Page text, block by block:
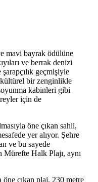
mavi bayrak ödülüne
ve berrak denizi
geçmişiyle
bir zenginlikle
kabinleri gibi
için de
öne çıkan sahil,
yer alıyor. Şehre
ve bu sayede
Halk Plajı, aynı
öne çıkan plaj, 230 metre